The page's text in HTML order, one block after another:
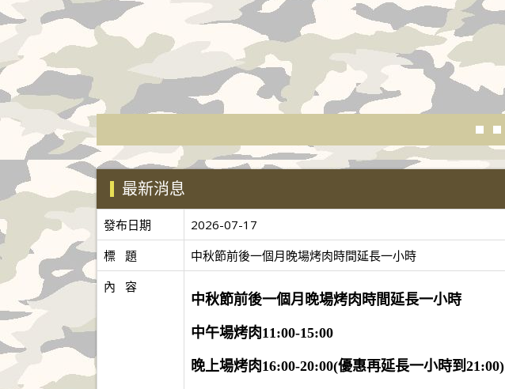
最新消息
發布日期
2026-07-17
標   題
中秋節前後一個月晚場烤肉時間延長一小時
內   容
中秋節前後一個月晚場烤肉時間延長一小時
中午場烤肉11:00-15:00
晚上場烤肉16:00-20:00(優惠再延長一小時到21:00)